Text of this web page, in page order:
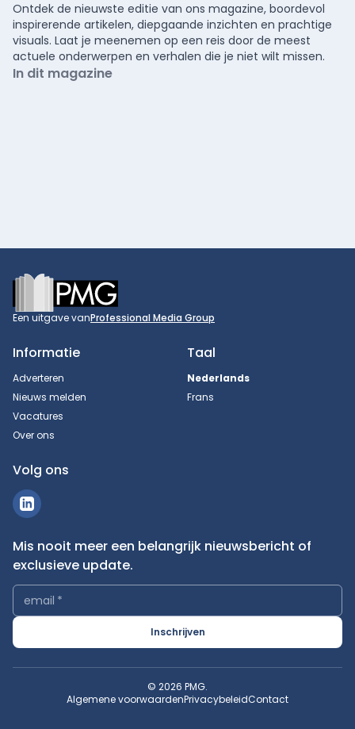
Ontdek de nieuwste editie van ons magazine, boordevol
inspirerende artikelen, diepgaande inzichten en prachtige
visuals. Laat je meenemen op een reis door de meest
actuele onderwerpen en verhalen die je niet wilt missen.
In dit magazine
Footer
Een uitgave vanProfessional Media Group
Informatie
Adverteren
Nieuws melden
Vacatures
Over ons
Taal
Nederlands
Frans
Volg ons
Mis nooit meer een belangrijk nieuwsbericht of
exclusieve update.
email *
Inschrijven
© 2026 PMG.
Algemene voorwaardenPrivacybeleidContact